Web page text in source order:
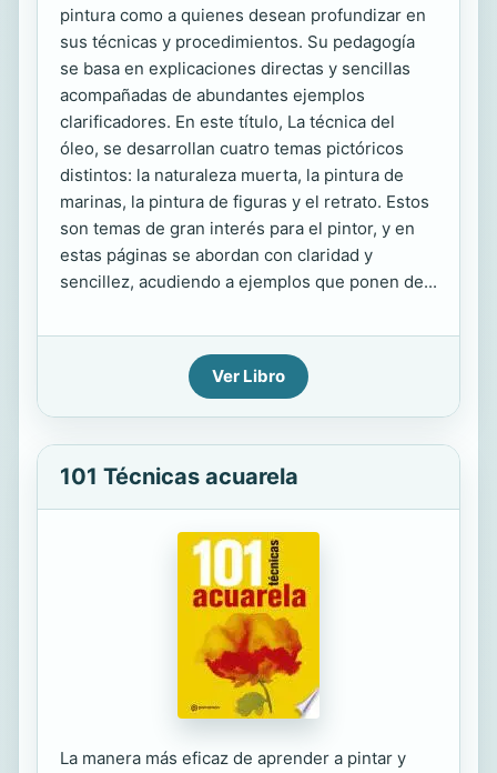
pintura como a quienes desean profundizar en
sus técnicas y procedimientos. Su pedagogía
se basa en explicaciones directas y sencillas
acompañadas de abundantes ejemplos
clarificadores. En este título, La técnica del
óleo, se desarrollan cuatro temas pictóricos
distintos: la naturaleza muerta, la pintura de
marinas, la pintura de figuras y el retrato. Estos
son temas de gran interés para el pintor, y en
estas páginas se abordan con claridad y
sencillez, acudiendo a ejemplos que ponen de...
Ver Libro
101 Técnicas acuarela
La manera más eficaz de aprender a pintar y